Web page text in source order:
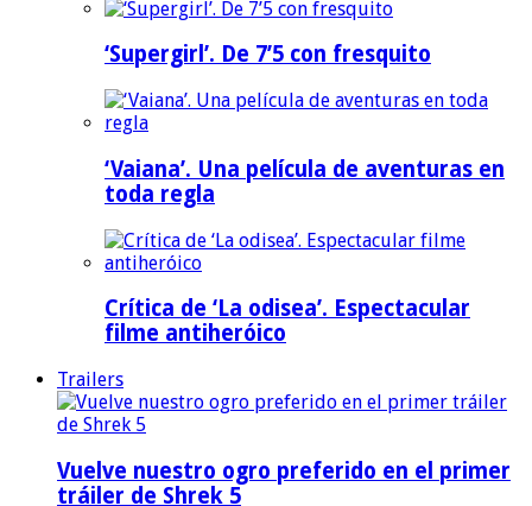
‘Supergirl’. De 7’5 con fresquito
‘Vaiana’. Una película de aventuras en
toda regla
Crítica de ‘La odisea’. Espectacular
filme antiheróico
Trailers
Vuelve nuestro ogro preferido en el primer
tráiler de Shrek 5